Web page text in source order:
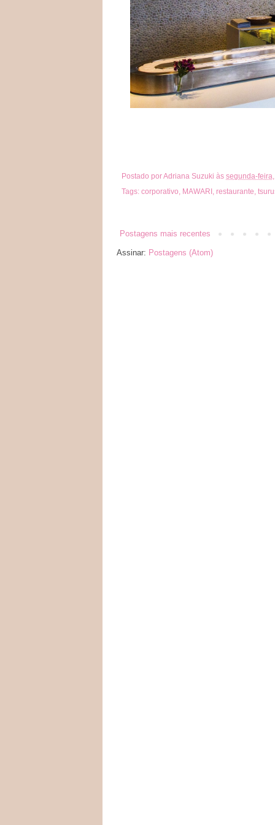
Postado porAdriana Suzuki às segunda-
Tags: corporativo MAWARI restaurante
Postagens mais recentes
Assinar: Postagens (Atom)